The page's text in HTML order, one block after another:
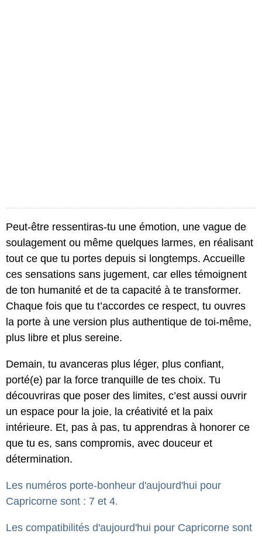
Peut-être ressentiras-tu une émotion, une vague de
soulagement ou même quelques larmes, en réalisant
tout ce que tu portes depuis si longtemps. Accueille
ces sensations sans jugement, car elles témoignent
de ton humanité et de ta capacité à te transformer.
Chaque fois que tu t’accordes ce respect, tu ouvres
la porte à une version plus authentique de toi-même,
plus libre et plus sereine.
Demain, tu avanceras plus léger, plus confiant,
porté(e) par la force tranquille de tes choix. Tu
découvriras que poser des limites, c’est aussi ouvrir
un espace pour la joie, la créativité et la paix
intérieure. Et, pas à pas, tu apprendras à honorer ce
que tu es, sans compromis, avec douceur et
détermination.
Les numéros porte-bonheur d'aujourd'hui pour
Capricorne sont : 7 et 4.
Les compatibilités d'aujourd'hui pour Capricorne sont